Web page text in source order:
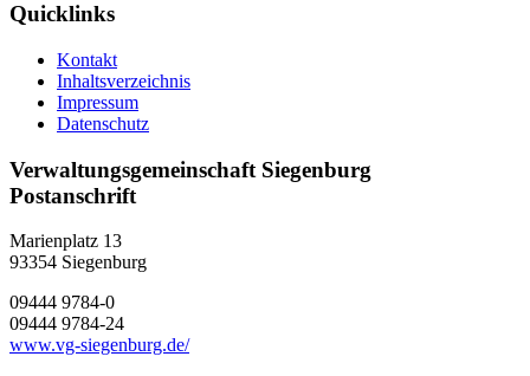
Quicklinks
Kontakt
Inhaltsverzeichnis
Impressum
Datenschutz
Verwaltungsgemeinschaft Siegenburg
Postanschrift
Marienplatz 13
93354 Siegenburg
09444 9784-0
09444 9784-24
www.vg-siegenburg.de/